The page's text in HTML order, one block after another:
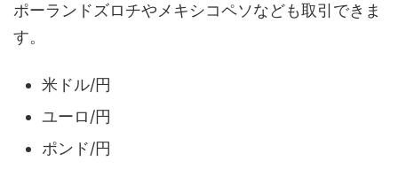
ポーランドズロチやメキシコペソなども取引できま
す。
米ドル/円
ユーロ/円
ポンド/円